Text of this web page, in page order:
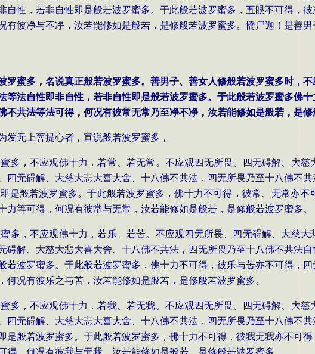
自性，若非自性即是般若波罗蜜多。于此般若波罗蜜多，五眼不可得，
有彼净与不净，汝若能修如是般若，是修般若波罗蜜多。憍尸迦！是善
罗蜜多，名说真正般若波罗蜜多。善男子、善女人修般若波罗蜜多时，
等法自性即非自性，若非自性即是般若波罗蜜多。于此般若波罗蜜多佛
不共法等法可得，何况有彼常无常乃至净不净，汝若能修如是般若，是
无上菩提心者，宣说般若波罗蜜多，
多，不应观佛十力，若常、若无常。不应观四无所畏、四无碍解、大慈
四无碍解、大慈大悲大喜大舍、十八佛不共法，四无所畏乃至十八佛不
是般若波罗蜜多。于此般若波罗蜜多，佛十力不可得，彼常、无常亦
等可得，何况有彼常与无常，汝若能修如是般若，是修般若波罗蜜多。
多，不应观佛十力，若乐、若苦。不应观四无所畏、四无碍解、大慈
碍解、大慈大悲大喜大舍、十八佛不共法，四无所畏乃至十八佛不共法
若波罗蜜多。于此般若波罗蜜多，佛十力不可得，彼乐与苦亦不可得，
况有彼乐之与苦，汝若能修如是般若，是修般若波罗蜜多。
多，不应观佛十力，若我、若无我。不应观四无所畏、四无碍解、大慈
四无碍解、大慈大悲大喜大舍、十八佛不共法，四无所畏乃至十八佛不
是般若波罗蜜多。于此般若波罗蜜多，佛十力不可得，彼我无我亦不可
，何况有彼我与无我，汝若能修如是般若，是修般若波罗蜜多。